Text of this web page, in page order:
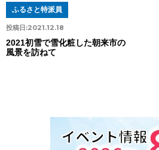
投稿日:2021.12.18
ふるさと特派員
2021初雪で雪化粧した朝来市の
風景を訪ねて